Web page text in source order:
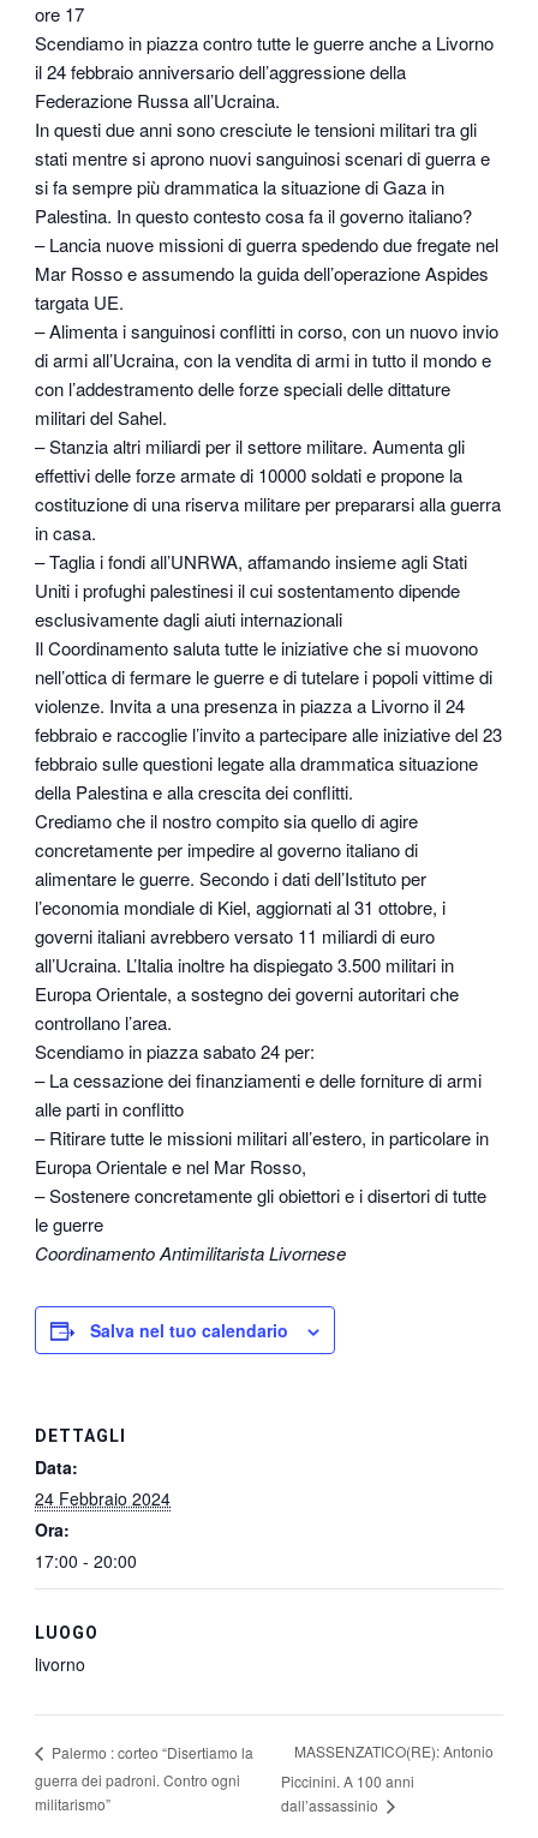
ore 17
Scendiamo in piazza contro tutte le guerre anche a Livorno
il 24 febbraio anniversario dell’aggressione della
Federazione Russa all’Ucraina.
In questi due anni sono cresciute le tensioni militari tra gli
stati mentre si aprono nuovi sanguinosi scenari di guerra e
si fa sempre più drammatica la situazione di Gaza in
Palestina. In questo contesto cosa fa il governo italiano?
– Lancia nuove missioni di guerra spedendo due fregate nel
Mar Rosso e assumendo la guida dell’operazione Aspides
targata UE.
– Alimenta i sanguinosi conflitti in corso, con un nuovo invio
di armi all’Ucraina, con la vendita di armi in tutto il mondo e
con l’addestramento delle forze speciali delle dittature
militari del Sahel.
– Stanzia altri miliardi per il settore militare. Aumenta gli
effettivi delle forze armate di 10000 soldati e propone la
costituzione di una riserva militare per prepararsi alla guerra
in casa.
– Taglia i fondi all’UNRWA, affamando insieme agli Stati
Uniti i profughi palestinesi il cui sostentamento dipende
esclusivamente dagli aiuti internazionali
Il Coordinamento saluta tutte le iniziative che si muovono
nell’ottica di fermare le guerre e di tutelare i popoli vittime di
violenze. Invita a una presenza in piazza a Livorno il 24
febbraio e raccoglie l’invito a partecipare alle iniziative del 23
febbraio sulle questioni legate alla drammatica situazione
della Palestina e alla crescita dei conflitti.
Crediamo che il nostro compito sia quello di agire
concretamente per impedire al governo italiano di
alimentare le guerre. Secondo i dati dell’Istituto per
l’economia mondiale di Kiel, aggiornati al 31 ottobre, i
governi italiani avrebbero versato 11 miliardi di euro
all’Ucraina. L’Italia inoltre ha dispiegato 3.500 militari in
Europa Orientale, a sostegno dei governi autoritari che
controllano l’area.
Scendiamo in piazza sabato 24 per:
– La cessazione dei finanziamenti e delle forniture di armi
alle parti in conflitto
– Ritirare tutte le missioni militari all’estero, in particolare in
Europa Orientale e nel Mar Rosso,
– Sostenere concretamente gli obiettori e i disertori di tutte
le guerre
Coordinamento Antimilitarista Livornese
Salva nel tuo calendario
DETTAGLI
Data:
24 Febbraio 2024
Ora:
17:00 - 20:00
LUOGO
livorno
Palermo : corteo “Disertiamo la
guerra dei padroni. Contro ogni
militarismo”
MASSENZATICO(RE): Antonio
Piccinini. A 100 anni
dall’assassinio